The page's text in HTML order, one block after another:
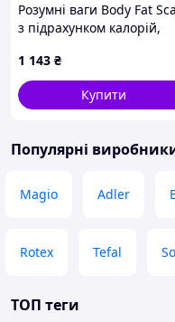
Розумні ваги Body Fat
з підрахунком калорій,
1 143 ₴
Купити
Популярні
Magio Adler
Rotex Tefal
ТОП теги